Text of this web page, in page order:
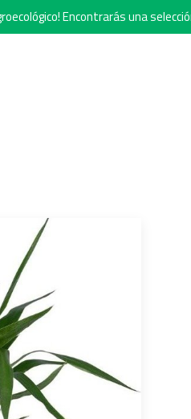
Encontrarás una